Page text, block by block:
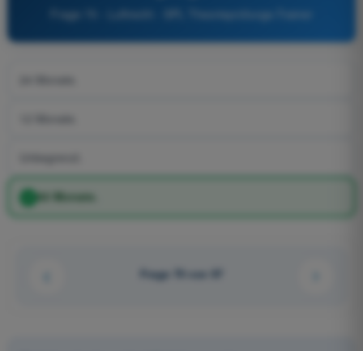
Frage 70 - Luftrecht - SPL Theorieprüfungs-Trainer
60 Monate.
Frage 70 von 97